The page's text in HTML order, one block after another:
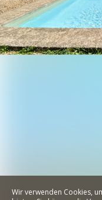
Wir verwenden Cookies,